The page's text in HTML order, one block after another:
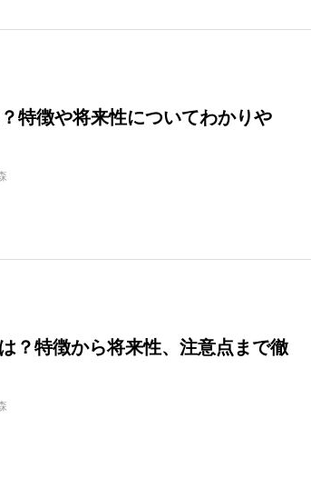
特徴や将来性についてわかりや
？特徴から将来性、注意点まで徹